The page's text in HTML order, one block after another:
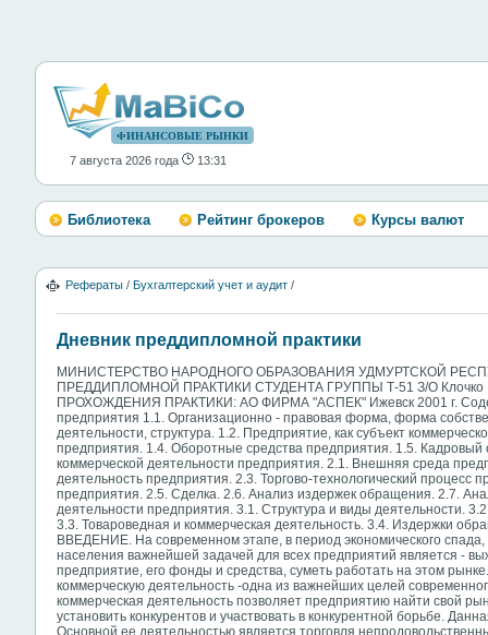
ФИНАНСОВЫЕ РЫНКИ
7 августа 2026 года 13:31
Библиотека Рейтинг брокеров Курсы валют
Рефераты / Бухгалтерский учет и аудит /
Дневник преддипломной практики
МИНИСТЕРСТВО НАРОДНОГО ОБРАЗОВАНИЯ УДМУРТСКОЙ
ПРЕДДИПЛОМНОЙ ПРАКТИКИ СТУДЕНТА ГРУППЫ Т-51 З/О Клочко
ПРОХОЖДЕНИЯ ПРАКТИКИ: АО ФИРМА "АСПЕК" Ижевск 2001 г.
предприятия 1.1. Организационно - правовая форма, форма
деятельности, структура. 1.2. Предприятие, как субъект
предприятия. 1.4. Оборотные средства предприятия. 1.5. Кадровый
коммерческой деятельности предприятия. 2.1. Внешняя среда
деятельность предприятия. 2.3. Торгово-технологический процесс
предприятия. 2.5. Сделка. 2.6. Анализ издержек обращения. 2.7.
деятельности предприятия. 3.1. Структура и виды деятельности.
3.3. Товароведная и коммерческая деятельность. 3.4. Издержки
ВВЕДЕНИЕ. На современном этапе, в период экономического спада,
населения важнейшей задачей для всех предприятий является -
предприятие, его фонды и средства, суметь работать на этом
коммерческую деятельность -одна из важнейших целей
коммерческая деятельность позволяет предприятию найти свой
установить конкурентов и участвовать в конкурентной борьбе.